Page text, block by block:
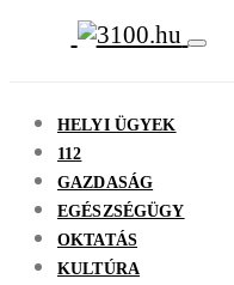
HELYI ÜGYEK
112
GAZDASÁG
EGÉSZSÉGÜGY
OKTATÁS
KULTÚRA